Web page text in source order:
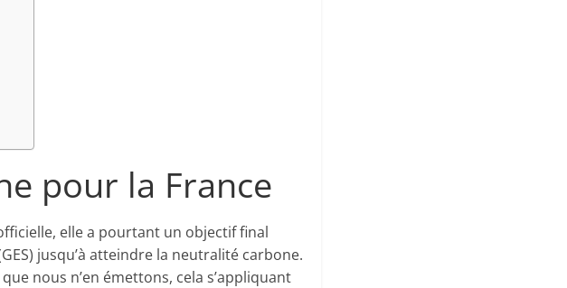
pour la France
elle a pourtant un objectif final
jusqu’à atteindre la neutralité carbone.
nous n’en émettons, cela s’appliquant